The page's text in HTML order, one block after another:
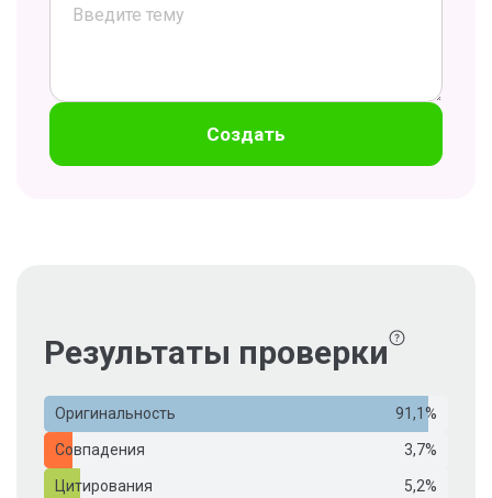
Создать
Результаты проверки
Оригинальность 91,1%
Совпадения 3,7%
Цитирования 5,2%